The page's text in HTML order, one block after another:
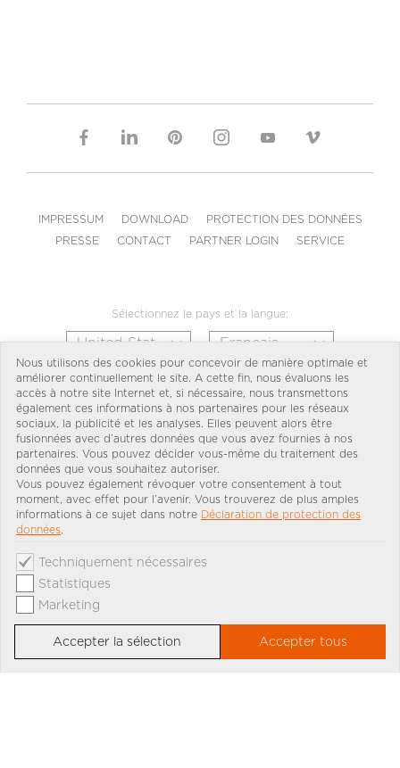
IMPRESSUM DOWNLOAD
PROTECTION DES DONNÉES
PRESSE
CONTACT PARTNER LOGIN SERVICE
Sélectionnez le pays et la langue:
Nous utilisons des cookies pour concevoir de manière optimale et
améliorer continuellement le site. A cette fin, nous évaluons les
accès à notre site Internet et, si nécessaire, nous transmettons
également ces informations à nos partenaires pour les réseaux
sociaux, la publicité et les analyses. Elles peuvent alors être
fusionnées avec d’autres données que vous avez fournies à nos
partenaires. Vous pouvez décider vous-même du traitement des
données que vous souhaitez autoriser.
Vous pouvez également révoquer votre consentement à tout
moment, avec effet pour l’avenir. Vous trouverez de plus amples
informations à ce sujet dans notre Déclaration de protection des
données.
Techniquement nécessaires
Statistiques
Marketing
Accepter la sélection Accepter tous